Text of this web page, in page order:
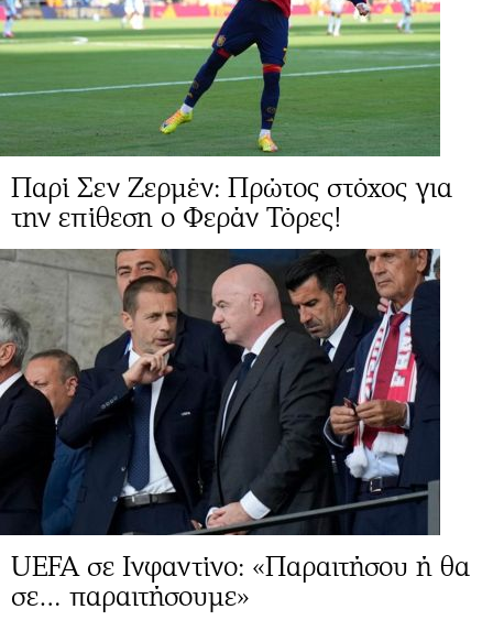
Παρί Σεν Ζερμέν: Πρώτος στόχος για
την επίθεση ο Φεράν Τόρες!
UEFA σε Ινφαντίνο: «Παραιτήσου ή θα
σε… παραιτήσουμε»